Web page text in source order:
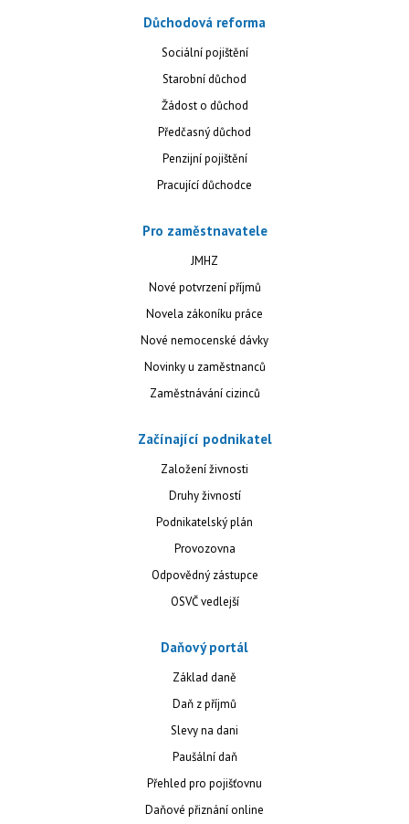
Důchodová reforma
Sociální pojištění
Starobní důchod
Žádost o důchod
Předčasný důchod
Penzijní pojištění
Pracující důchodce
Pro zaměstnavatele
JMHZ
Nové potvrzení příjmů
Novela zákoníku práce
Nové nemocenské dávky
Novinky u zaměstnanců
Zaměstnávání cizinců
Začínající podnikatel
Založení živnosti
Druhy živností
Podnikatelský plán
Provozovna
Odpovědný zástupce
OSVČ vedlejší
Daňový portál
Základ daně
Daň z příjmů
Slevy na dani
Paušální daň
Přehled pro pojišťovnu
Daňové přiznání online